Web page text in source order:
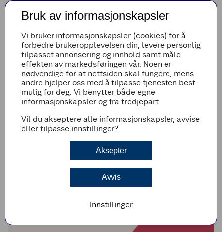
I morgen
09:00 - 20:00
Matkroken Aldersund, Bratland
Bruk av informasjonskapsler
Vi bruker informasjonskapsler (cookies) for å
forbedre brukeropplevelsen din, levere personlig
tilpasset annonsering og innhold samt måle
effekten av markedsføringen vår. Noen er
nødvendige for at nettsiden skal fungere, mens
andre hjelper oss med å tilpasse tjenesten best
mulig for deg. Vi benytter både egne
informasjonskapsler og fra tredjepart.
Vil du akseptere alle informasjonskapsler, avvise
eller tilpasse innstillinger?
Aksepter
Avvis
Innstillinger